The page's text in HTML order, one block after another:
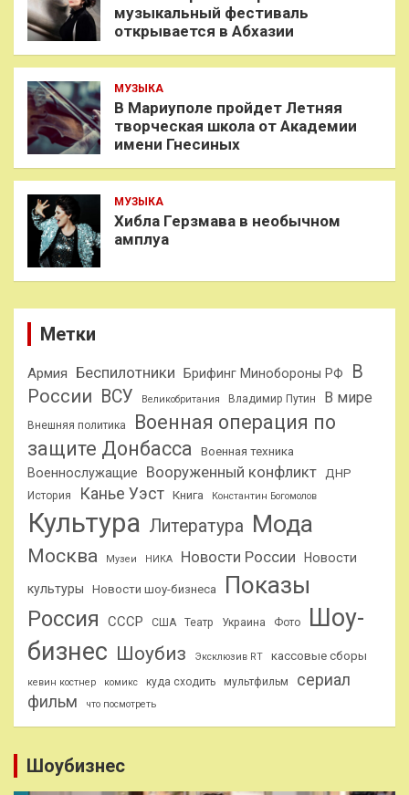
музыкальный фестиваль
открывается в Абхазии
МУЗЫКА
В Мариуполе пройдет Летняя
творческая школа от Академии
имени Гнесиных
МУЗЫКА
Хибла Герзмава в необычном
амплуа
Метки
Армия Беспилотники Брифинг Минобороны РФ
В
России ВСУ Великобритания Владимир Путин В мире
Внешняя политика
Военная операция по
защите Донбасса
Военная техника
Военнослужащие Вооруженный конфликт ДНР
История Канье Уэст Книга Константин Богомолов
Культура Литература Мода
Москва Музеи НИКА Новости России Новости
культуры Новости шоу-бизнеса Показы
Россия СССР США Театр Украина Фото
Шоу-
бизнес Шоубиз Эксклюзив RT кассовые сборы
кевин костнер комикс куда сходить мультфильм
сериал
фильм
что посмотреть
Шоубизнес